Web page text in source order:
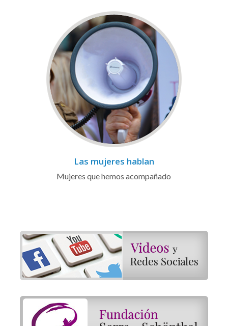
Las mujeres hablan
Mujeres que hemos acompañado